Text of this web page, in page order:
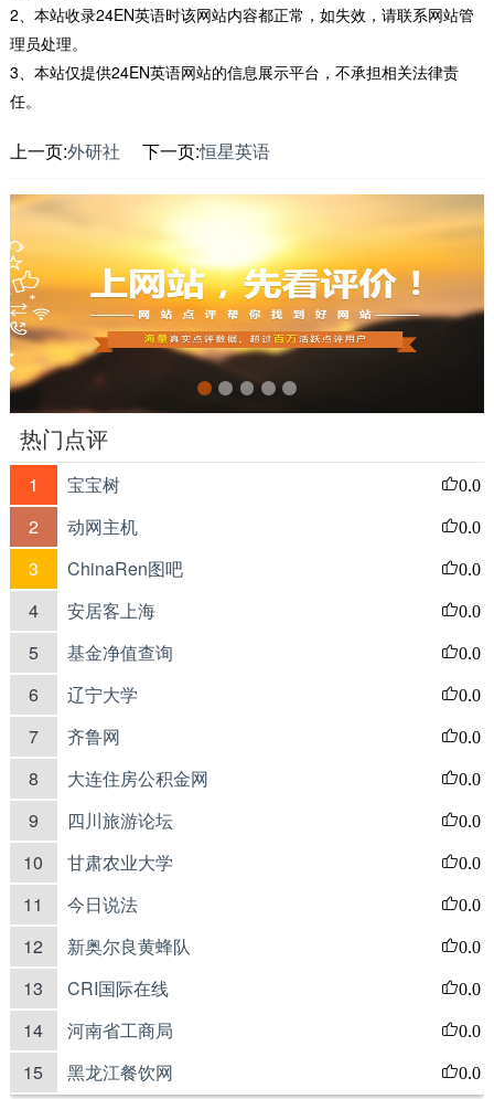
2、本站收录24EN英语时该网站内容都正常，如失效，请联系网站管
理员处理。
3、本站仅提供24EN英语网站的信息展示平台，不承担相关法律责
任。
上一页:外研社 下一页:恒星英语
热门点评
1 宝宝树 0.0
2 动网主机 0.0
3 ChinaRen图吧 0.0
4 安居客上海 0.0
5 基金净值查询 0.0
6 辽宁大学 0.0
7 齐鲁网 0.0
8 大连住房公积金网 0.0
9 四川旅游论坛 0.0
10 甘肃农业大学 0.0
11 今日说法 0.0
12 新奥尔良黄蜂队 0.0
13 CRI国际在线 0.0
14 河南省工商局 0.0
15 黑龙江餐饮网 0.0